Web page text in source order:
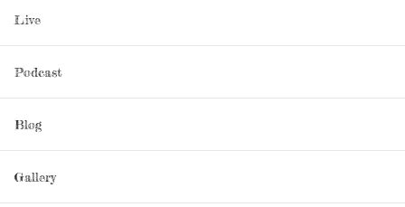
Live
Podcast
Blog
Gallery